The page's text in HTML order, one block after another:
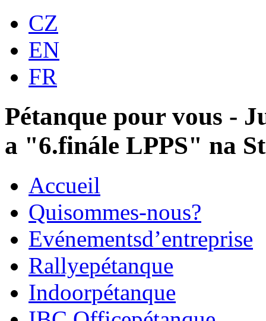
CZ
EN
FR
Pétanque pour vous -
a "6.finále LPPS" na
Accueil
Quisommes-nous?
Evénementsd’entreprise
Rallyepétanque
Indoorpétanque